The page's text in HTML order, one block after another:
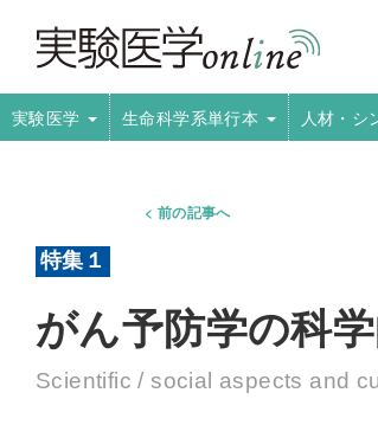
実験医学 生命科学系単行本 人材・シ
前の記事へ
がん予防学の科
Scientific / social aspects and